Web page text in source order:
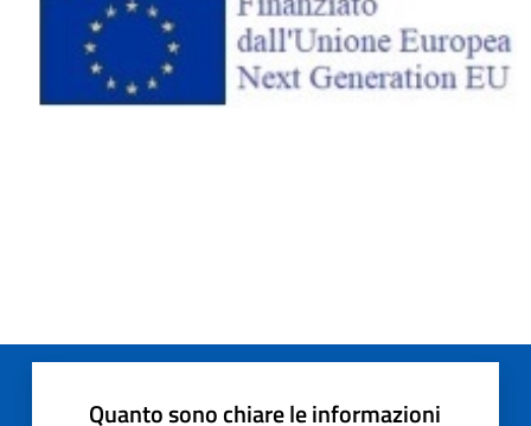
Quanto sono chiare le informazioni